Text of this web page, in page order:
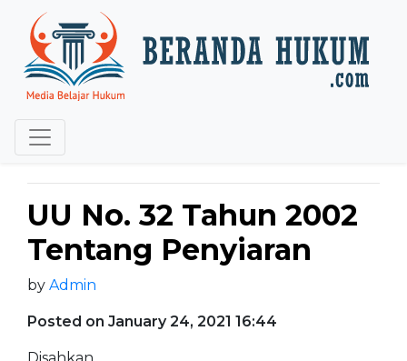
UU No. 32 Tahun 2002
Tentang Penyiaran
by Admin
Posted on January 24, 2021 16:44